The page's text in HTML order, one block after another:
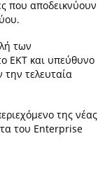
που αποδεικνύουν
των
ΕΚΤ και υπεύθυνο
την τελευταία
της νέας
του Enterprise